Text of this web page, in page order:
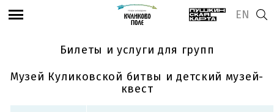
EN
Билеты и услуги для групп
Музей Куликовской битвы и детский музей-
квест